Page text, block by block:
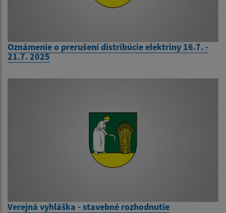
Oznámenie o prerušení distribúcie elektriny 16.7. -
21.7. 2025
Verejná vyhláška - stavebné rozhodnutie